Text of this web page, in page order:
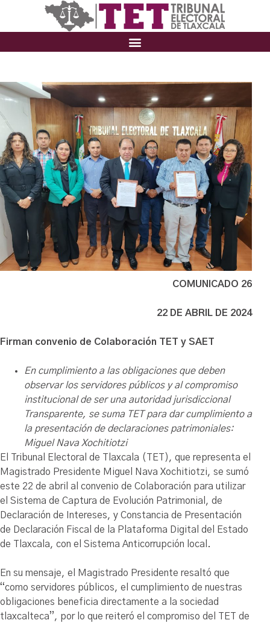
COMUNICADO 26
22 DE ABRIL DE 2024
Firman convenio de Colaboración TET y SAET
En cumplimiento a las obligaciones que deben
observar los servidores públicos y al compromiso
institucional de ser una autoridad jurisdiccional
Transparente, se suma TET para dar cumplimiento a
la presentación de declaraciones patrimoniales:
Miguel Nava Xochitiotzi
El Tribunal Electoral de Tlaxcala (TET), que representa el
Magistrado Presidente Miguel Nava Xochitiotzi, se sumó
este 22 de abril al convenio de Colaboración para utilizar
el Sistema de Captura de Evolución Patrimonial, de
Declaración de Intereses, y Constancia de Presentación
de Declaración Fiscal de la Plataforma Digital del Estado
de Tlaxcala, con el Sistema Anticorrupción local.
En su mensaje, el Magistrado Presidente resaltó que
“como servidores públicos, el cumplimiento de nuestras
obligaciones beneficia directamente a la sociedad
tlaxcalteca”, por lo que reiteró el compromiso del TET de